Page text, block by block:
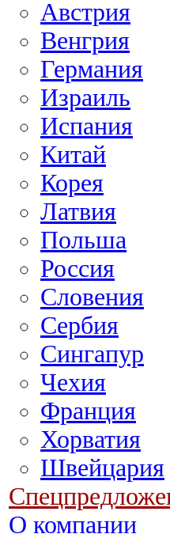
Австрия
Венгрия
Германия
Израиль
Испания
Китай
Корея
Латвия
Польша
Россия
Словения
Сербия
Сингапур
Чехия
Франция
Хорватия
Швейцария
О компании